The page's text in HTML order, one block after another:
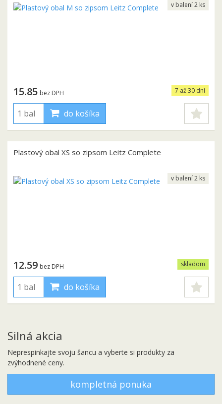
7 až 30 dní
15.85 bez DPH
do košíka
v balení 2 ks
Plastový obal XS so zipsom Leitz Complete
skladom
12.59 bez DPH
do košíka
v balení 2 ks
Silná akcia
Neprespinkajte svoju šancu a vyberte si produkty za
zvýhodnené ceny.
kompletná ponuka